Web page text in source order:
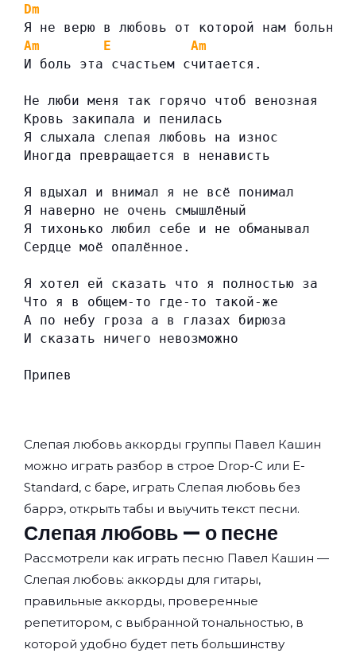
Dm
Я не верю в любовь от которой нам больно
Am
E
Am
И боль эта счастьем считается.
Не люби меня так горячо чтоб венозная
Кровь закипала и пенилась
Я слыхала слепая любовь на износ
Иногда превращается в ненависть
Я вдыхал и внимал я не всё понимал
Я наверно не очень смышлёный
Я тихонько любил себе и не обманывал
Сердце моё опалённое.
Я хотел ей сказать что я полностью за
Что я в общем-то где-то такой-же
А по небу гроза а в глазах бирюза
И сказать ничего невозможно
Припев
Слепая любовь аккорды группы Павел Кашин
можно играть разбор в строе Drop-C или E-
Standard, с баре, играть Слепая любовь без
баррэ, открыть табы и выучить текст песни.
Слепая любовь — о песне
Рассмотрели как играть песню Павел Кашин —
Слепая любовь: аккорды для гитары,
правильные аккорды, проверенные
репетитором, с выбранной тональностью, в
которой удобно будет петь большинству